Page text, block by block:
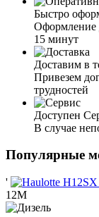
Быстро
Оформление
15 минут
Доставим в
Привезем
трудностей
Доступен
В случае
Популярные
'
12М